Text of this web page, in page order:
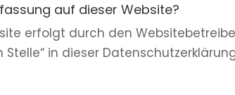
auf dieser Website?
erfolgt durch den
Stelle“ in dieser